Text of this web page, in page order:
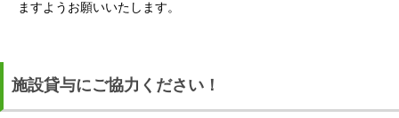
ますようお願いいたします。
施設貸与にご協力ください！